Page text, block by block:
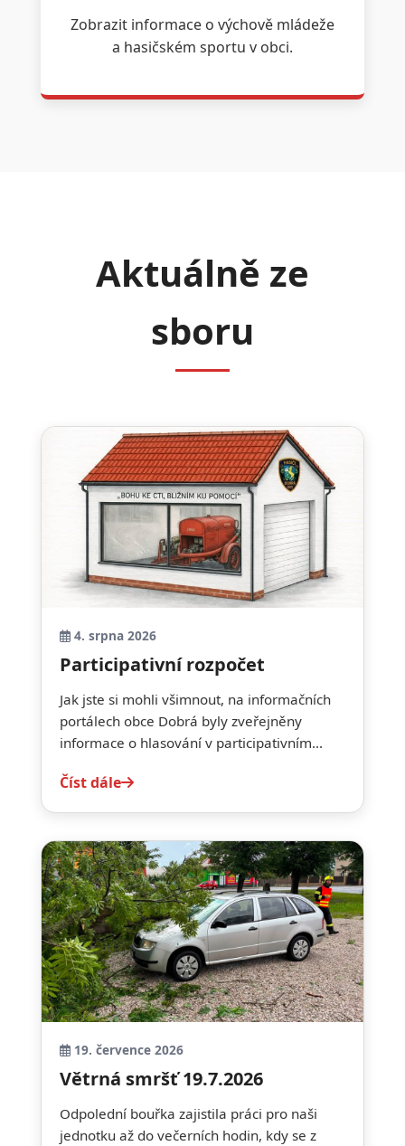
Zobrazit informace o výchově mládeže
a hasičském sportu v obci.
Aktuálně ze
sboru
4. srpna 2026
Participativní rozpočet
Jak jste si mohli všimnout, na informačních
portálech obce Dobrá byly zveřejněny
informace o hlasování v participativním...
Číst dále
19. července 2026
Větrná smršť 19.7.2026
Odpolední bouřka zajistila práci pro naši
jednotku až do večerních hodin, kdy se z